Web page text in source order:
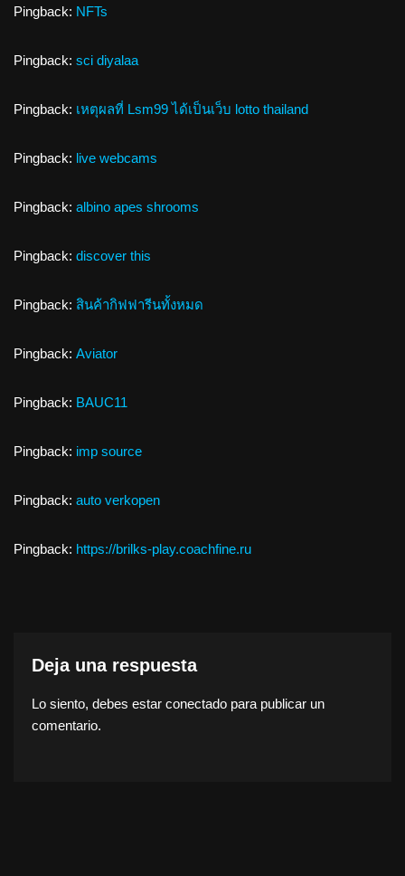
Pingback: NFTs
Pingback: sci diyalaa
Pingback: เหตุผลที่ Lsm99 ได้เป็นเว็บ lotto thailand
Pingback: live webcams
Pingback: albino apes shrooms
Pingback: discover this
Pingback: สินค้ากิฟฟารีนทั้งหมด
Pingback: Aviator
Pingback: BAUC11
Pingback: imp source
Pingback: auto verkopen
Pingback: https://brilks-play.coachfine.ru
Deja una respuesta
Lo siento, debes estar conectado para publicar un
comentario.